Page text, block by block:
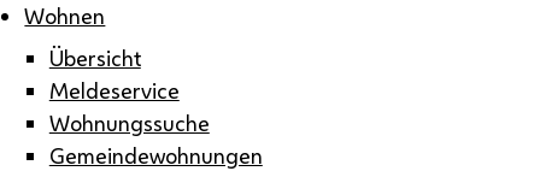
Wohnen
Übersicht
Meldeservice
Wohnungssuche
Gemeindewohnungen